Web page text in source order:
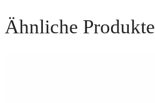
Ähnliche Produkte